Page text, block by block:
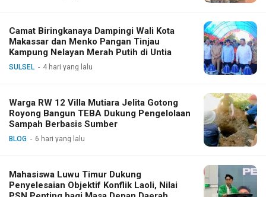
Camat Biringkanaya Dampingi Wali Kota
Makassar dan Menko Pangan Tinjau
Kampung Nelayan Merah Putih di Untia
SULSEL 4 hari yang lalu
Warga RW 12 Villa Mutiara Jelita Gotong
Royong Bangun TEBA Dukung Pengelolaan
Sampah Berbasis Sumber
BLOG 6 hari yang lalu
Mahasiswa Luwu Timur Dukung
Penyelesaian Objektif Konflik Laoli, Nilai